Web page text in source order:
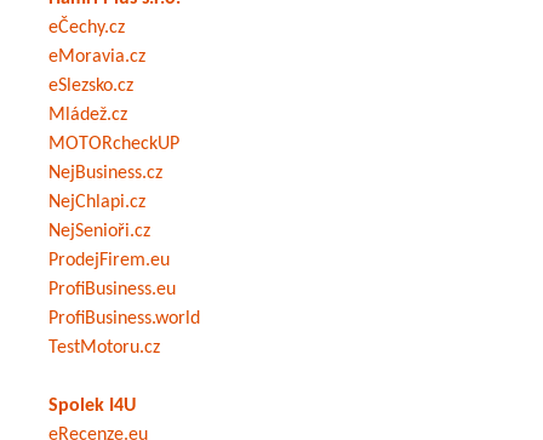
eČechy.cz
eMoravia.cz
eSlezsko.cz
Mládež.cz
MOTORcheckUP
NejBusiness.cz
NejChlapi.cz
NejSenioři.cz
ProdejFirem.eu
ProfiBusiness.eu
ProfiBusiness.world
TestMotoru.cz
Spolek I4U
eRecenze.eu